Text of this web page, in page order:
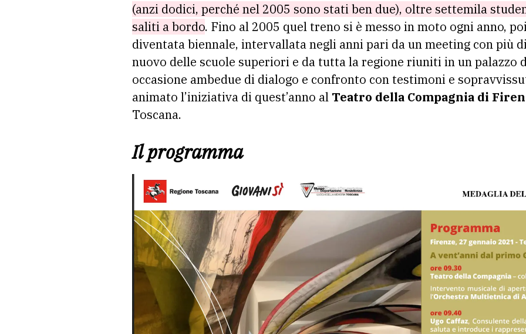
(anzi dodici, perché nel 2005 sono stati ben due), oltre settemila
saliti a bordo. Fino al 2005 quel treno si è messo in moto ogni anno,
diventata biennale, intervallata negli anni pari da un meeting con più
nuovo delle scuole superiori e da tutta la regione riuniti in un palazzo
occasione ambedue di dialogo e confronto con testimoni e
animato l’iniziativa di quest’anno al Teatro della Compagnia di
Toscana.
Il programma